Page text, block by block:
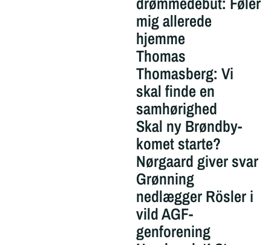
mig allerede
hjemme
Thomas
Thomasberg: Vi
skal finde en
samhørighed
Skal ny Brøndby-
komet starte?
Nørgaard giver svar
Grønning
nedlægger Rösler i
vild AGF-
genforening